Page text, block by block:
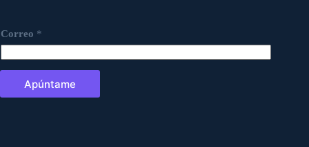
Correo *
Apúntame